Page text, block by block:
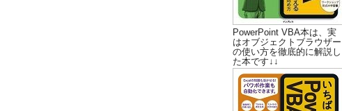
PowerPoint VBA本は、実
はオブジェクトブラウザー
の使い方を徹底的に解説し
た本です↓↓